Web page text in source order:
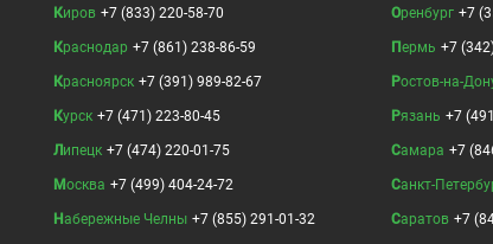
Киров +7 (833) 220-58-70
Краснодар +7 (861) 238-86-59
Красноярск +7 (391) 989-82-67
Курск +7 (471) 223-80-45
Липецк +7 (474) 220-01-75
Москва +7 (499) 404-24-72
Набережные Челны +7 (855) 291-01-32
Оренбург +7
Пермь +7
Ростов-на-
Рязань +7
Самара +7
Санкт-
Саратов +7